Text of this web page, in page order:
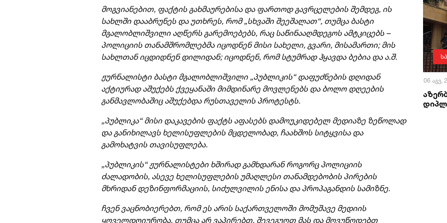
მოგვიანებით, ფაქტის გახმაურებისა და ფართოდ გავრცელების შემდეგ, ის
სახლში დააბრუნეს და უთხრეს, რომ „სხვაში შეეშალათ“, თუმცა ბასტი
მგალობლიშვილი აღწერს გარემოებებს, რაც საწინააღმდეგოს ამტკიცებს –
პოლიციის თანამშრომლებმა იცოდნენ მისი სახელი, გვარი, მისამართი; მის
სახლთან იცდიდნენ დილიდან; იცოდნენ, რომ სტუმრად ჰყავდა ბებია და ა.შ.
ჟურნალისტი ბასტი მგალობლიშვილი „პუბლიკის“ დაფუძნების დღიდან
აქტიურად აშუქებს ქვეყანაში მიმდინარე მოვლენებს და ბოლო დღეების
განმავლობაშიც აშუქებდა რუსთაველის პროტესტს.
„პუბლიკა“ მისი დაკავების ფაქტს აფასებს დამოუკიდებელ მედიაზე ზეწოლად
და განიხილავს ხელისუფლების მცდელობად, ჩაახშოს სიტყვისა და
გამოხატვის თავისუფლება.
„პუბლიკის“ ჟურნალისტები ხშირად გამხდარან როგორც პოლიციის
ძალადობის, ასევე ხელისუფლების უმაღლესი თანამდებობის პირების
მხრიდან დეზინფორმაციის, სიძულვილის ენისა და პროპაგანდის სამიზნე.
ჩვენ ვაცნობიერებთ, რომ ეს არის საქართველოში მომუშავე მედიის
ყოველდღიურობა, თუმცა არ ვაპირებთ, შევეგუოთ მას და მოვუწოდებთ
06 აგვ,